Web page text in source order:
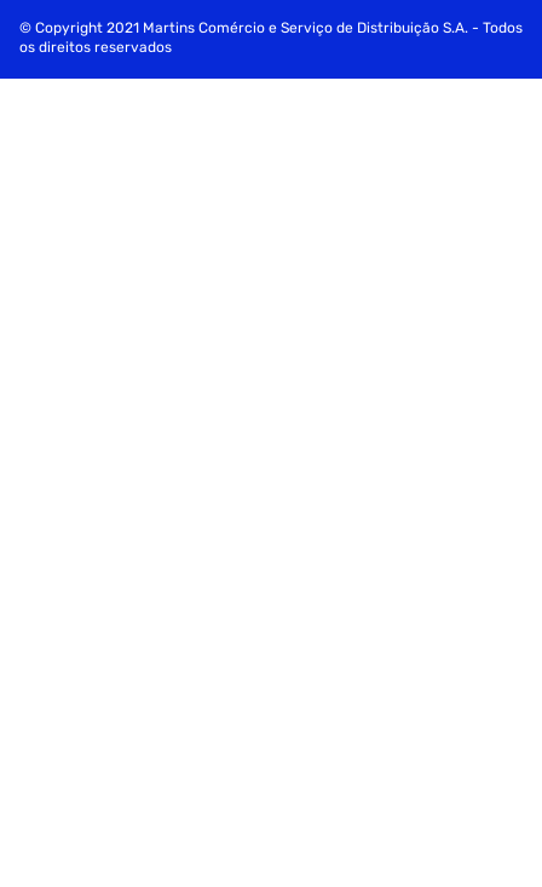
© Copyright 2021 Martins Comércio e Serviço de Distribuição S.A. - Todos
os direitos reservados